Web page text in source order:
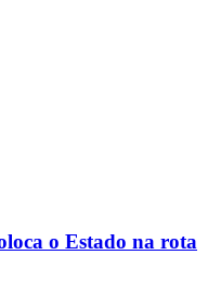
o Estado na rota